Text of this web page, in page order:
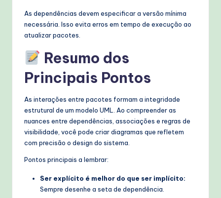
As dependências devem especificar a versão mínima
necessária. Isso evita erros em tempo de execução ao
atualizar pacotes.
Resumo dos
Principais Pontos
As interações entre pacotes formam a integridade
estrutural de um modelo UML. Ao compreender as
nuances entre dependências, associações e regras de
visibilidade, você pode criar diagramas que refletem
com precisão o design do sistema.
Pontos principais a lembrar:
Ser explícito é melhor do que ser implícito:
Sempre desenhe a seta de dependência.